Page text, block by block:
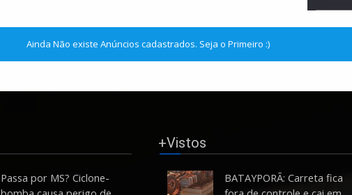
Ainda Não existe Anúncios cadastrados. Seja o Primeiro :)
Passa por MS? Ciclone-
+Vistos
BATAYPORÃ: Carreta fica